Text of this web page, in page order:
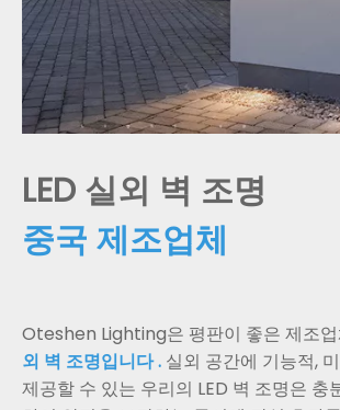
LED 실외 벽 조명
중국 제조업체
Oteshen Lighting은 평판이 좋은 제조업
외 벽 조명입니다 . 실외 공간에 기능적,
제공할 수 있는 우리의 LED 벽 조명은 충